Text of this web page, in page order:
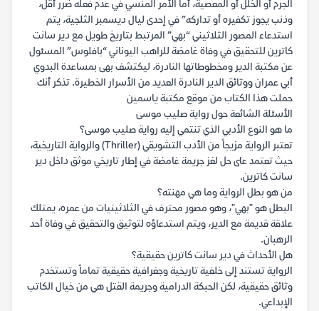
الجرم أو الخلل أو المعصية، أما الأمر المنسي في عدم فعله ضرر أقل،
وذنب يجوز تكفيره أو تداركه” في إحدى ليال ديسمبر الثلجية، يتم
استدعاء المصور الثلاثيني “بهي” المرتبط بتاريخ طويل مع دير سانت
كاترين للتحقيق في وفاة غامضة للراهب اليوناني “بافلوس” المسئول
عن مكتبة الدير ومخطوطاتها النادرة، ليكتشف بهى بمساعدة البدوي
أبي عمران ووثائق الدير النادرة العديد من الأسرار الخطيرة. تذكر أنك
حملت هذا الكتاب من موقع مكتبة ياسمين
الأسئلة الشائعة حول رواية صليب موسى
ما هو النوع الأدبي الذي تنتمي إليه رواية صليب موسى؟
تعتبر الرواية مزيجاً من الأدب التشويقي (Thriller) والرواية التاريخية،
حيث تعتمد على حل لغز جريمة غامضة في إطار تاريخي موثق داخل دير
سانت كاترين.
من هو بطل الرواية وما هي مهنته؟
البطل هو "بهي"، وهو مصور محترف في الثلاثينيات من عمره، يمتلك
علاقة قديمة مع الدير، ويتم استدعاؤه لتوثيق والتحقيق في وفاة أحد
الرهبان.
هل الأحداث في دير سانت كاترين حقيقية؟
الرواية تستند إلى خلفية تاريخية وجغرافية حقيقية تماماً وتستخدم
وثائق حقيقية، لكن الحبكة الدرامية وجريمة القتل هي من خيال الكاتب
الإبداعي.